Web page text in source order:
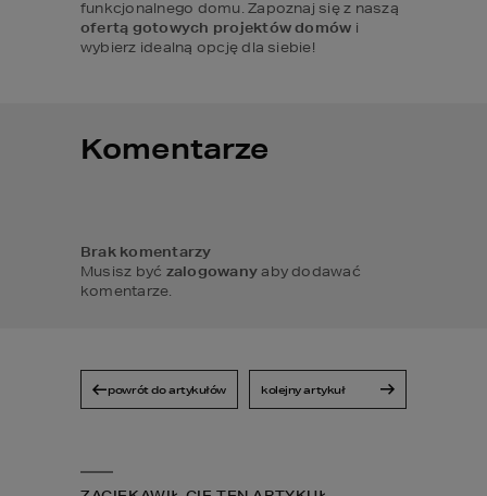
ofertą gotowych projektów domów i
wybierz idealną opcję dla siebie!
Komentarze
Brak komentarzy
Musisz być zalogowanyaby dodawać
komentarze.
powrót do artykułów kolejny artykuł